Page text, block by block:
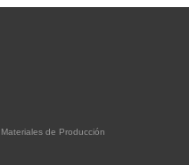
de Producción